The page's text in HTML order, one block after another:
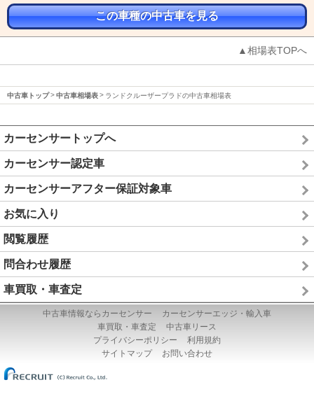
この車種の中古車を見る
▲相場表TOPへ
中古車トップ 中古車相場表 ランドクルーザープラドの中古車相場表
カーセンサートップへ
カーセンサー認定車
カーセンサーアフター保証対象車
お気に入り
閲覧履歴
問合わせ履歴
車買取・車査定
中古車情報ならカーセンサー
カーセンサーエッジ・輸入車
車買取・車査定
中古車リース
プライバシーポリシー
利用規約
サイトマップ
お問い合わせ